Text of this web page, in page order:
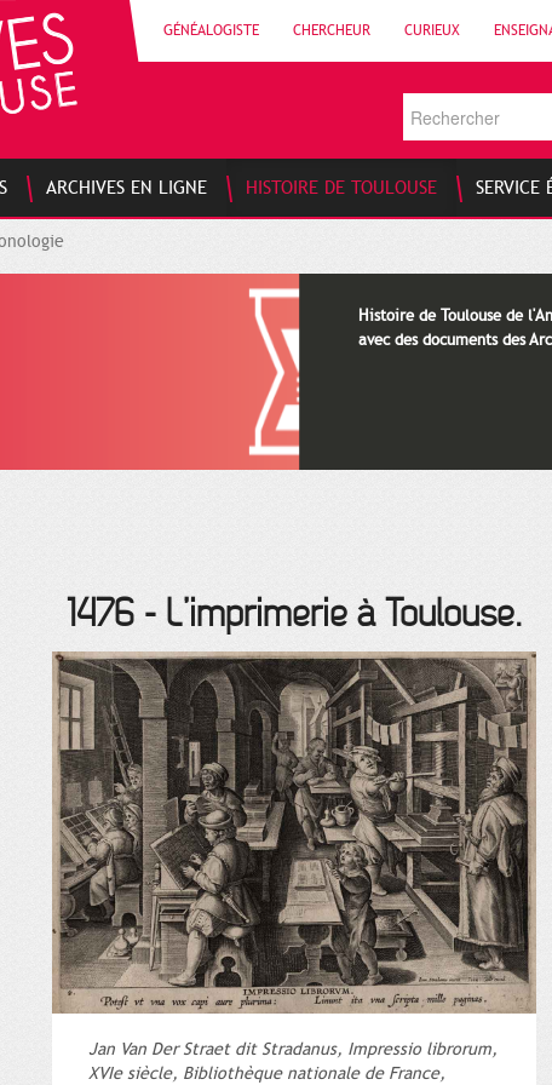
GÉNÉALOGISTE CHERCHEUR CURIEUX
ARCHIVES EN LIGNE HISTOIRE DE TOULOUSE SERVICE
Histoire de Toulouse de
avec des documents des
1476- L’imprimerie à Toulouse.
Jan Van Der Straet dit Stradanus, Impressio librorum,
XVIe siècle, Bibliothèque nationale de France,